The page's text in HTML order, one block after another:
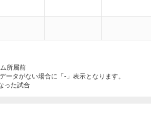
所属前
タがない場合に「-」表示となります。
った試合